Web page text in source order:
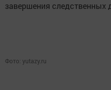
завершения следственных
Фото: yutazy.ru